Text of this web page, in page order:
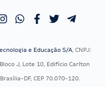
OAB
e Educação S/A, CNPJ:
J, Lote 10, Edifício Carlton
DF, CEP 70.070-120.